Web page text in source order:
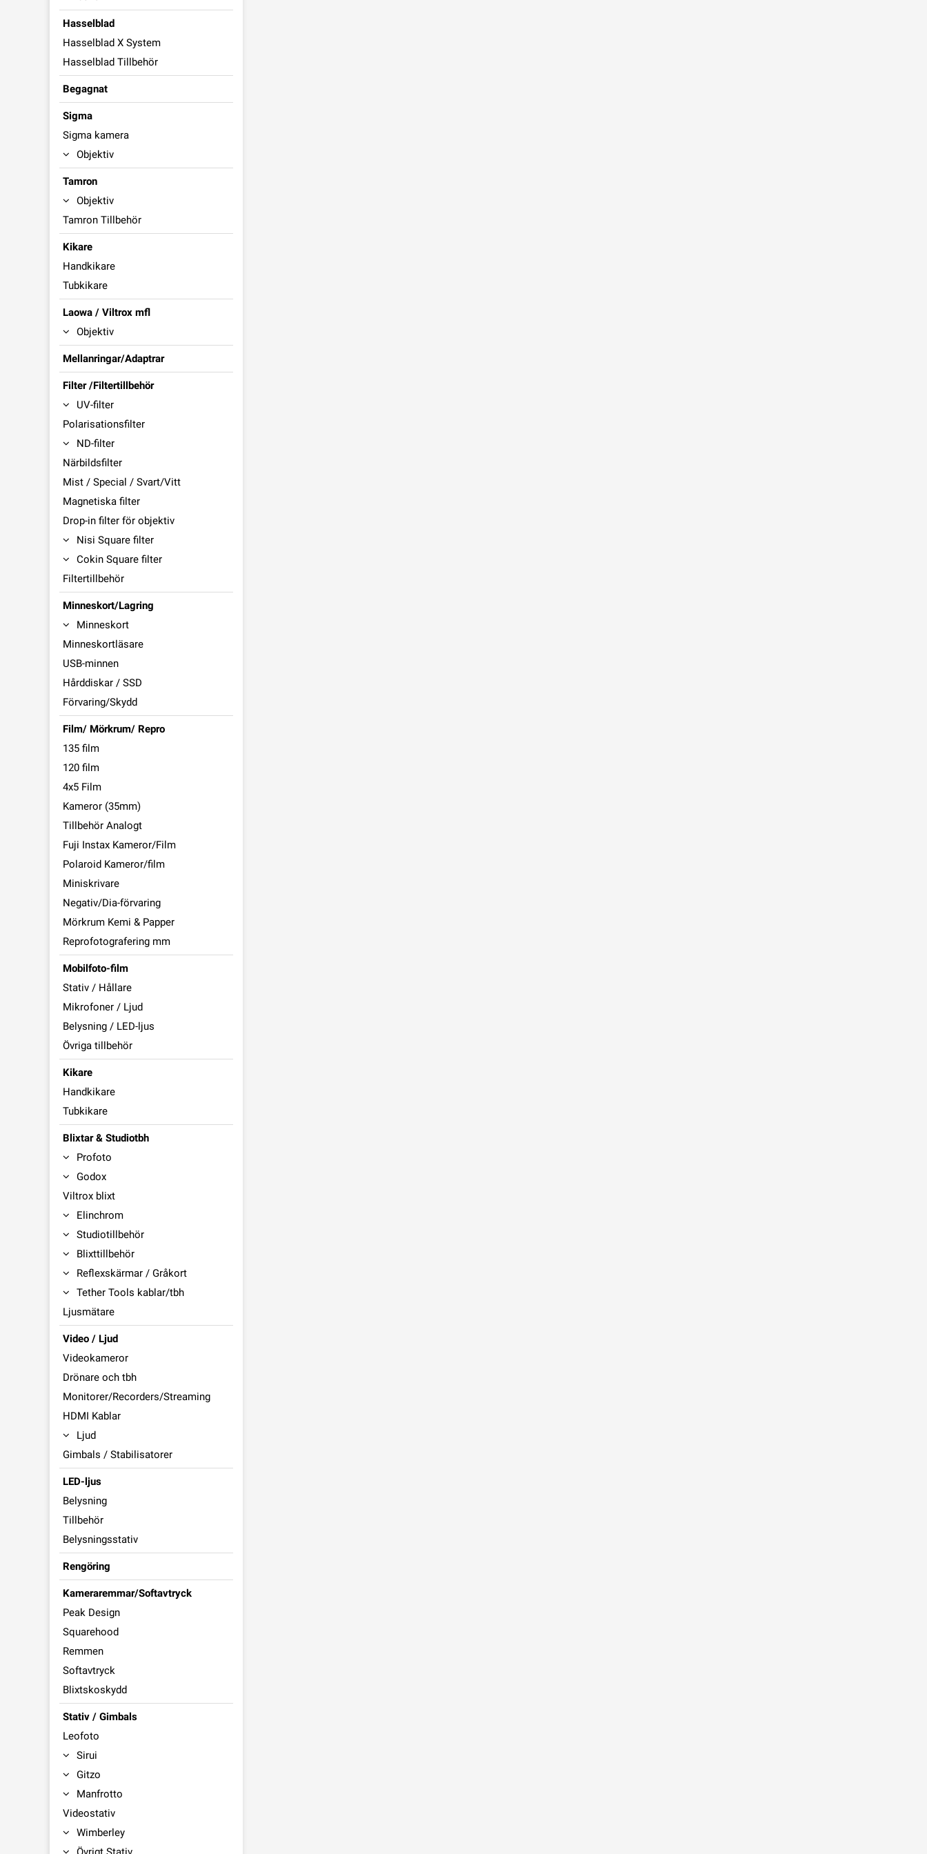
Hasselblad
Hasselblad X System
Hasselblad Tillbehör
Begagnat
Sigma
Sigma kamera
Objektiv
Tamron
Objektiv
Tamron Tillbehör
Kikare
Handkikare
Tubkikare
Laowa / Viltrox mfl
Objektiv
Mellanringar/Adaptrar
Filter /Filtertillbehör
UV-filter
Polarisationsfilter
ND-filter
Närbildsfilter
Mist / Special / Svart/Vitt
Magnetiska filter
Drop-in filter för objektiv
Nisi Square filter
Cokin Square filter
Filtertillbehör
Minneskort/Lagring
Minneskort
Minneskortläsare
USB-minnen
Hårddiskar / SSD
Förvaring/Skydd
Film/ Mörkrum/ Repro
135 film
120 film
4x5 Film
Kameror (35mm)
Tillbehör Analogt
Fuji Instax Kameror/Film
Polaroid Kameror/film
Miniskrivare
Negativ/Dia-förvaring
Mörkrum Kemi & Papper
Reprofotografering mm
Mobilfoto-film
Stativ / Hållare
Mikrofoner / Ljud
Belysning / LED-ljus
Övriga tillbehör
Kikare
Handkikare
Tubkikare
Blixtar & Studiotbh
Profoto
Godox
Viltrox blixt
Elinchrom
Studiotillbehör
Blixttillbehör
Reflexskärmar / Gråkort
Tether Tools kablar/tbh
Ljusmätare
Video / Ljud
Videokameror
Drönare och tbh
Monitorer/Recorders/Streaming
HDMI Kablar
Ljud
Gimbals / Stabilisatorer
LED-ljus
Belysning
Tillbehör
Belysningsstativ
Rengöring
Kameraremmar/Softavtryck
Peak Design
Squarehood
Remmen
Softavtryck
Blixtskoskydd
Stativ / Gimbals
Leofoto
Sirui
Gitzo
Manfrotto
Videostativ
Wimberley